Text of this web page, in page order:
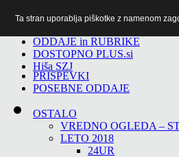
ODDAJE in RUBRIKE
DOSTOPNO PLUS.si
Hiša SZJ
PRISPEVKI
POSEBNE ODDAJE
OSTALO
VREDNO OGLEDA –
LETO 2018
24UR
Ta stran uporablja piškotke z namenom